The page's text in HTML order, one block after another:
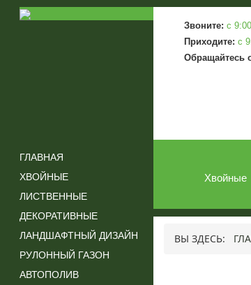
Звоните: c
Приходите: c
Обращайтесь
Хвойные
ГЛАВНАЯ
ХВОЙНЫЕ
ЛИСТВЕННЫЕ
ДЕКОРАТИВНЫЕ
ЛАНДШАФТНЫЙ ДИЗАЙН
РУЛОННЫЙ ГАЗОН
АВТОПОЛИВ
ВЫ ЗДЕСЬ: